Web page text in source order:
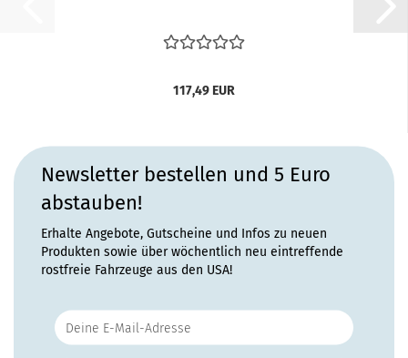
117,49 EUR
Newsletter bestellen und 5 Euro
abstauben!
Erhalte Angebote, Gutscheine und Infos zu neuen
Produkten sowie über wöchentlich neu eintreffende
rostfreie Fahrzeuge aus den USA!